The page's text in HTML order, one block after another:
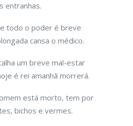
entranhas.
todo o poder é breve
cansa o médico.
um breve mal-estar
é rei amanhã morrerá.
está morto, tem por
bichos e vermes.